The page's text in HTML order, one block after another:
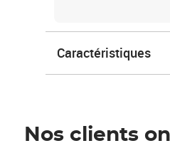
Caractéristiques
Nos clients